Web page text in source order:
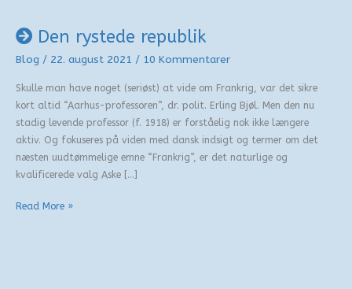
Den rystede republik
Blog / 22. august 2021 / 10 Kommentarer
Skulle man have noget (seriøst) at vide om Frankrig, var det sikre
kort altid “Aarhus-professoren”, dr. polit. Erling Bjøl. Men den nu
stadig levende professor (f. 1918) er forståelig nok ikke længere
aktiv. Og fokuseres på viden med dansk indsigt og termer om det
næsten uudtømmelige emne “Frankrig”, er det naturlige og
kvalificerede valg Aske […]
Den
Read More »